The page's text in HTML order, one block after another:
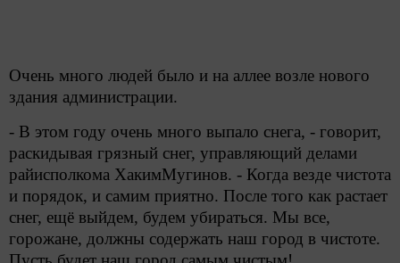
Очень много людей было и на аллее возле нового
здания администрации.
- В этом году очень много выпало снега, - говорит,
раскидывая грязный снег, управляющий делами
райисполкома ХакимМугинов. - Когда везде чистота
и порядок, и самим приятно. После того как растает
снег, ещё выйдем, будем убираться. Мы все,
горожане, должны содержать наш город в чистоте.